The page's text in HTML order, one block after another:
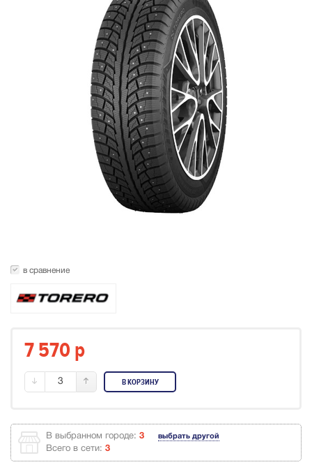
в сравнение
7 570 p
3 В КОРЗИНУ
В выбранном городе: 3 выбрать другой
Всего в сети: 3